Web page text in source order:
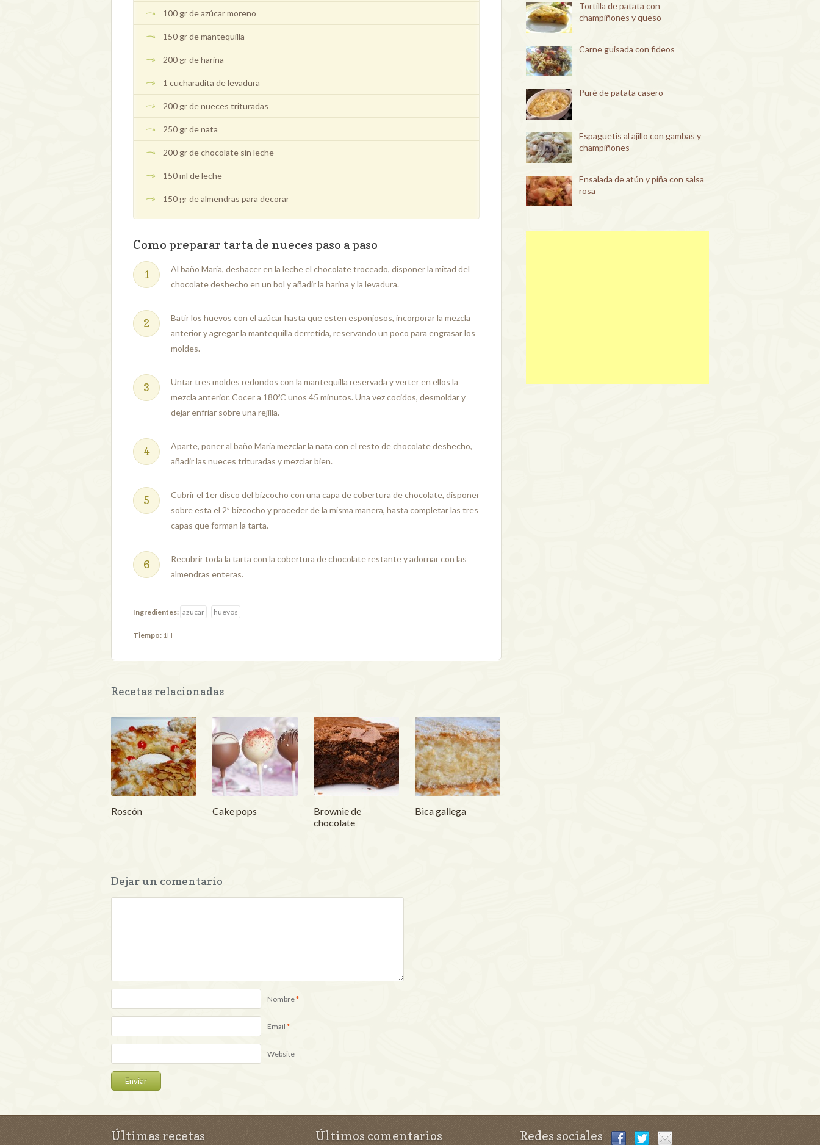
100 gr de azúcar moreno
150 gr de mantequilla
200 gr de harina
1 cucharadita de levadura
200 gr de nueces trituradas
250 gr de nata
200 gr de chocolate sin leche
150 ml de leche
150 gr de almendras para decorar
Como preparar tarta de nueces paso a paso
Al baño Maria, deshacer en la leche el chocolate troceado, disponer la mitad del
chocolate deshecho en un bol y añadir la harina y la levadura.
Batir los huevos con el azúcar hasta que esten esponjosos, incorporar la mezcla
anterior y agregar la mantequilla derretida, reservando un poco para engrasar los
moldes.
Untar tres moldes redondos con la mantequilla reservada y verter en ellos la
mezcla anterior. Cocer a 180ºC unos 45 minutos. Una vez cocidos, desmoldar y
dejar enfriar sobre una rejilla.
Aparte, poner al baño Maria mezclar la nata con el resto de chocolate deshecho,
añadir las nueces trituradas y mezclar bien.
Cubrir el 1er disco del bizcocho con una capa de cobertura de chocolate, disponer
sobre esta el 2ª bizcocho y proceder de la misma manera, hasta completar las tres
capas que forman la tarta.
Recubrir toda la tarta con la cobertura de chocolate restante y adornar con las
almendras enteras.
Ingredientes: azucar huevos
Tiempo: 1H
Recetas relacionadas
Roscón Cake pops
Brownie de
chocolate
Bica gallega
Dejar un comentario
Nombre*
Email *
Website
Tortilla de patata con
champiñones y queso
Carne guisada con fideos
Puré de patata casero
Espaguetis al ajillo con gambas y
champiñones
Ensalada de atún y piña con salsa
rosa
Últimas recetas Últimos comentarios Redes sociales